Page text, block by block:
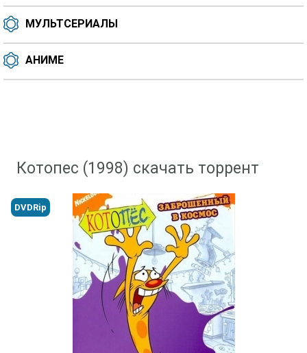
МУЛЬТСЕРИАЛЫ
АНИМЕ
Котопес (1998) скачать торрент
DVDRip